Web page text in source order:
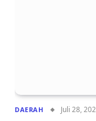
DAERAH Juli 28,